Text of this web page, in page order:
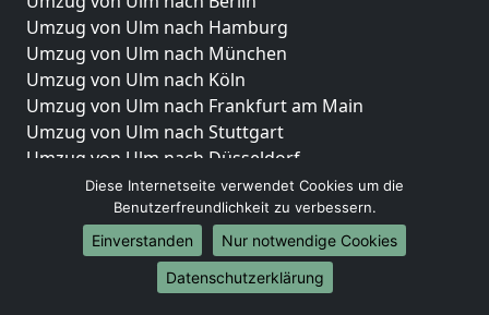
Umzug von Ulm nach Hamburg
Umzug von Ulm nach München
Umzug von Ulm nach Köln
Umzug von Ulm nach Frankfurt am Main
Umzug von Ulm nach Stuttgart
Umzug von Ulm nach Düsseldorf
Umzug von Ulm nach Leipzig
Umzug von Ulm nach Dortmund
Umzug von Ulm nach Essen
Umzug von Ulm nach Bremen
Umzug von Ulm nach Dresden
Diese Internetseite verwendet Cookies um die
Benutzerfreundlichkeit zu verbessern.
Einverstanden
Nur notwendige Cookies
Datenschutzerklärung